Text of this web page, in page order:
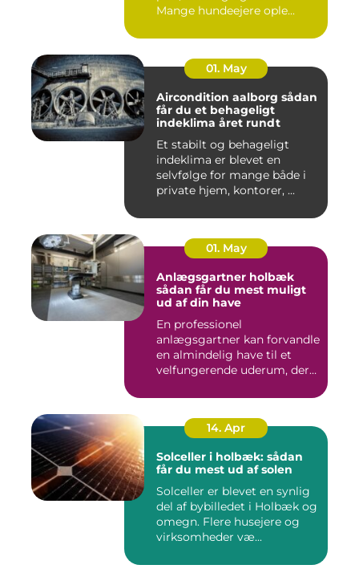
Mange hundeejere ople...
01. May
Aircondition aalborg sådan
får du et behageligt
indeklima året rundt
Et stabilt og behageligt
indeklima er blevet en
selvfølge for mange både i
private hjem, kontorer, ...
01. May
Anlægsgartner holbæk
sådan får du mest muligt
ud af din have
En professionel
anlægsgartner kan forvandle
en almindelig have til et
velfungerende uderum, der
14. Apr
Solceller i holbæk: sådan
får du mest ud af solen
Solceller er blevet en synlig
del af bybilledet i Holbæk og
omegn. Flere husejere og
virksomheder væ...